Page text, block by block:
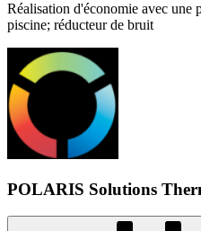
Réalisation d'économie avec une
piscine; réducteur de bruit
POLARIS Solutions